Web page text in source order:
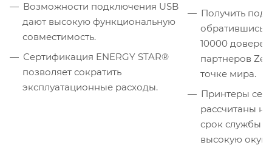
Возможности подключения USB
дают высокую функциональную
совместимость.
Сертификация ENERGY STAR®
позволяет сократить
эксплуатационные расходы.
Получить
обратившись
10000
партнеров
точке мира.
Принтеры
рассчитаны
срок службы
высокую